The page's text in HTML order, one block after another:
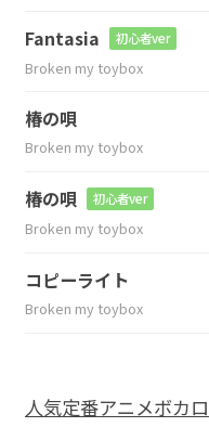
Fantasia 初心者ver
Broken my toybox
椿の唄
Broken my toybox
椿の唄 初心者ver
Broken my toybox
コピーライト
Broken my toybox
人気定番アニメボカロ